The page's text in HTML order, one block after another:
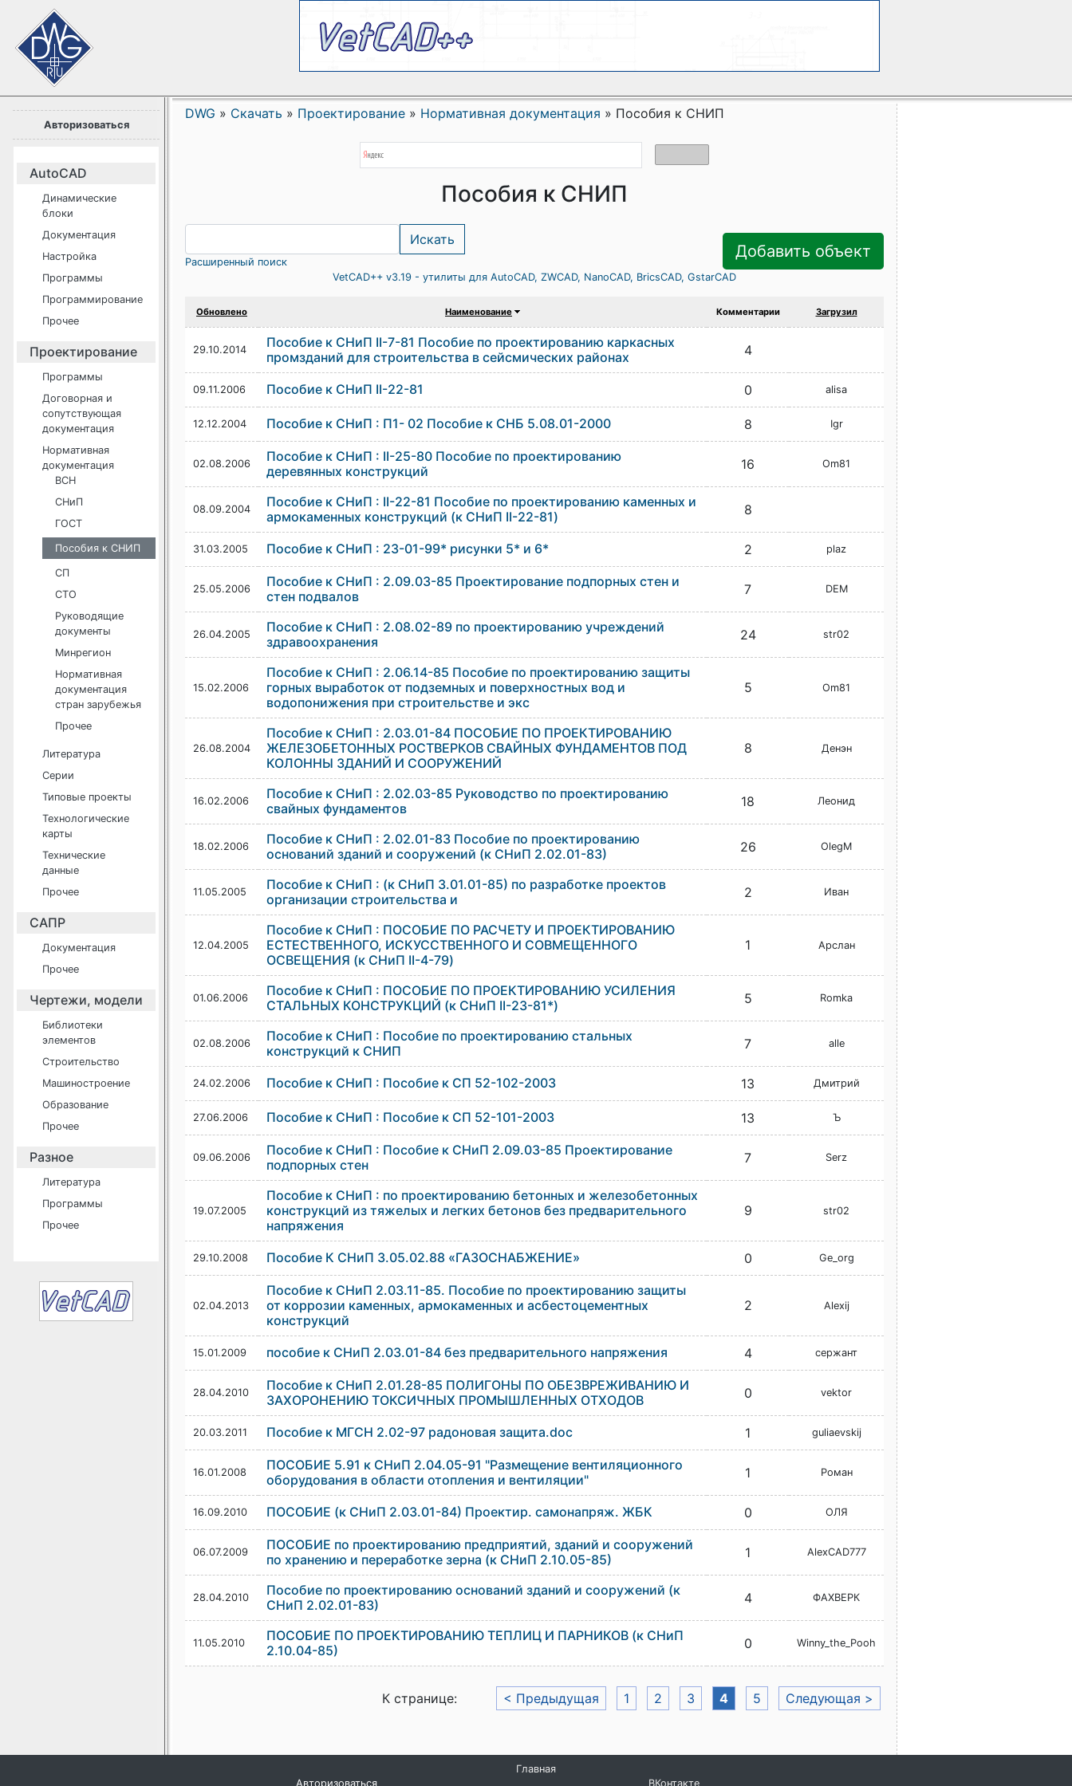
Авторизоваться
AutoCAD
Динамические
блоки
Документация
Настройка
Программы
Программирование
Прочее
Проектирование
Программы
Договорная и
сопутствующая
документация
Нормативная
документация
ВСН
СНиП
ГОСТ
Пособия к СНИП
СП
СТО
Руководящие
документы
Минрегион
Нормативная
документация
стран зарубежья
Прочее
Литература
Серии
Типовые проекты
Технологические
карты
Технические
данные
Прочее
САПР
Документация
Прочее
Чертежи, модели
Библиотеки
элементов
Строительство
Машиностроение
Образование
Прочее
Разное
Литература
Программы
Прочее
DWG » Скачать » Проектирование » Нормативная документация » Пособия к СНИП
Пособия к СНИП
Расширенный поиск
Добавить объект
VetCAD++ v3.19 - утилиты для AutoCAD, ZWCAD, NanoCAD, BricsCAD, GstarCAD
Обновлено Наименование Комментарии Загрузил
29.10.2014
Пособие к СНиП II-7-81 Пособие по проектированию каркасных
промзданий для строительства в сейсмических районах
4
09.11.2006 Пособие к СНиП II-22-81 0 alisa
12.12.2004 Пособие к СНиП : П1- 02 Пособие к СНБ 5.08.01-2000 8 Igr
02.08.2006
Пособие к СНиП : II-25-80 Пособие по проектированию
деревянных конструкций
16 Om81
08.09.2004
Пособие к СНиП : II-22-81 Пособие по проектированию каменных и
армокаменных конструкций (к СНиП II-22-81)
8
31.03.2005 Пособие к СНиП : 23-01-99* рисунки 5* и 6* 2 plaz
25.05.2006
Пособие к СНиП : 2.09.03-85 Проектирование подпорных стен и
стен подвалов
7 DEM
26.04.2005
Пособие к СНиП : 2.08.02-89 по проектированию учреждений
здравоохранения
24 str02
15.02.2006
Пособие к СНиП : 2.06.14-85 Пособие по проектированию защиты
горных выработок от подземных и поверхностных вод и
водопонижения при строительстве и экс
5 Om81
26.08.2004
Пособие к СНиП : 2.03.01-84 ПОСОБИЕ ПО ПРОЕКТИРОВАНИЮ
ЖЕЛЕЗОБЕТОННЫХ РОСТВЕРКОВ СВАЙНЫХ ФУНДАМЕНТОВ ПОД
КОЛОННЫ ЗДАНИЙ И СООРУЖЕНИЙ
8 Денэн
16.02.2006
Пособие к СНиП : 2.02.03-85 Руководство по проектированию
свайных фундаментов
18 Леонид
18.02.2006
Пособие к СНиП : 2.02.01-83 Пособие по проектированию
оснований зданий и сооружений (к СНиП 2.02.01-83)
26 OlegM
11.05.2005
Пособие к СНиП : (к СНиП 3.01.01-85) по разработке проектов
организации строительства и
2 Иван
12.04.2005
Пособие к СНиП : ПОСОБИЕ ПО РАСЧЕТУ И ПРОЕКТИРОВАНИЮ
ЕСТЕСТВЕННОГО, ИСКУССТВЕННОГО И СОВМЕЩЕННОГО
ОСВЕЩЕНИЯ (к СНиП II-4-79)
1 Арслан
01.06.2006
Пособие к СНиП : ПОСОБИЕ ПО ПРОЕКТИРОВАНИЮ УСИЛЕНИЯ
СТАЛЬНЫХ КОНСТРУКЦИЙ (к СНиП II-23-81*)
5 Romka
02.08.2006
Пособие к СНиП : Пособие по проектированию стальных
конструкций к СНИП
7 alle
24.02.2006 Пособие к СНиП : Пособие к СП 52-102-2003 13 Дмитрий
27.06.2006 Пособие к СНиП : Пособие к СП 52-101-2003 13 Ъ
09.06.2006
Пособие к СНиП : Пособие к СНиП 2.09.03-85 Проектирование
подпорных стен
7 Serz
19.07.2005
Пособие к СНиП : по проектированию бетонных и железобетонных
конструкций из тяжелых и легких бетонов без предварительного
напряжения
9 str02
29.10.2008 Пособие К СНиП 3.05.02.88 «ГАЗОСНАБЖЕНИЕ» 0 Ge_org
02.04.2013
Пособие к СНиП 2.03.11-85. Пособие по проектированию защиты
от коррозии каменных, армокаменных и асбестоцементных
конструкций
2 Alexij
15.01.2009 пособие к СНиП 2.03.01-84 без предварительного напряжения 4 сержант
28.04.2010
Пособие к СНиП 2.01.28-85 ПОЛИГОНЫ ПО ОБЕЗВРЕЖИВАНИЮ И
ЗАХОРОНЕНИЮ ТОКСИЧНЫХ ПРОМЫШЛЕННЫХ ОТХОДОВ
0 vektor
20.03.2011 Пособие к МГСН 2.02-97 радоновая защита.doc 1 guliaevskij
16.01.2008
ПОСОБИЕ 5.91 к СНиП 2.04.05-91 "Размещение вентиляционного
оборудования в области отопления и вентиляции"
1 Роман
16.09.2010 ПОСОБИЕ (к СНиП 2.03.01-84) Проектир. самонапряж. ЖБК 0 ОЛЯ
06.07.2009
ПОСОБИЕ по проектированию предприятий, зданий и сооружений
по хранению и переработке зерна (к СНиП 2.10.05-85)
1 AlexCAD777
28.04.2010
Пособие по проектированию оснований зданий и сооружений (к
СНиП 2.02.01-83)
4 ФАХВЕРК
11.05.2010
ПОСОБИЕ ПО ПРОЕКТИРОВАНИЮ ТЕПЛИЦ И ПАРНИКОВ (к СНиП
2.10.04-85)
0 Winny_the_Pooh
К странице: < Предыдущая 1 2 3 4 5 Следующая >
Авторизоваться
Главная
ВКонтакте